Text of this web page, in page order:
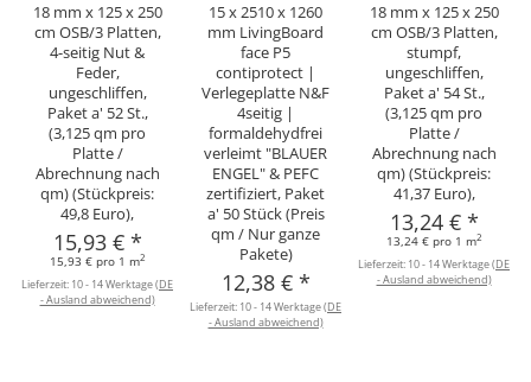
18 mm x 125 x 250
cm OSB/3 Platten,
4-seitig Nut &
Feder,
ungeschliffen,
Paket a' 52 St.,
(3,125 qm pro
Platte /
Abrechnung nach
qm) (Stückpreis:
49,8 Euro),
15,93 € *
15,93 € pro 1 m2
Lieferzeit: 10 - 14 Werktage(DE
- Ausland abweichend)
15 x 2510 x 1260
mm LivingBoard
face P5
contiprotect |
Verlegeplatte N&F
4seitig |
formaldehydfrei
verleimt "BLAUER
ENGEL" & PEFC
zertifiziert, Paket
a' 50 Stück (Preis
qm / Nur ganze
Pakete)
12,38 € *
Lieferzeit: 10 - 14 Werktage(DE
- Ausland abweichend)
18 mm x 125 x 250
cm OSB/3 Platten,
stumpf,
ungeschliffen,
Paket a' 54 St.,
(3,125 qm pro
Platte /
Abrechnung nach
qm) (Stückpreis:
41,37 Euro),
13,24 € *
13,24 € pro 1 m2
Lieferzeit: 10 - 14 Werktage(DE
- Ausland abweichend)